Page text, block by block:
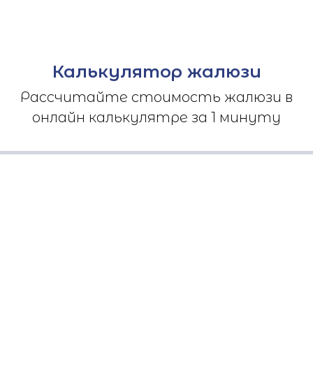
Калькулятор жалюзи
Рассчитайте стоимость жалюзи в
онлайн калькулятре за 1 минуту